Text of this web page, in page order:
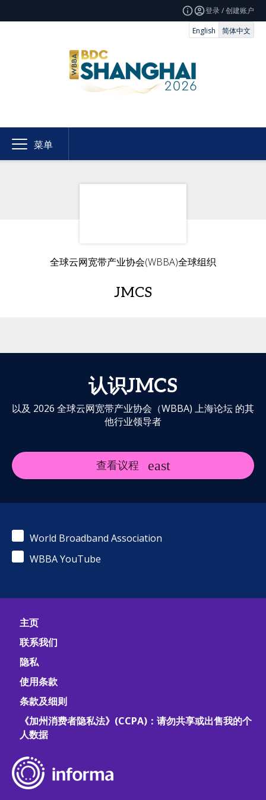
登录 / 创建账户
English
简体中文
菜单
全球云网宽带产业协会(WBBA)全球组织
JMCS
认识JMCS
以及 2026 全球云网宽带产业协会（WBBA) 上海论坛 的其
他行业领导者
查看议程
World Broadband Association
WBBA YouTube
主页
联系我们
隐私
使用条款
条款及细则
《加州消费者隐私法》(CCPA)：请勿共享或出售我的个
人数据